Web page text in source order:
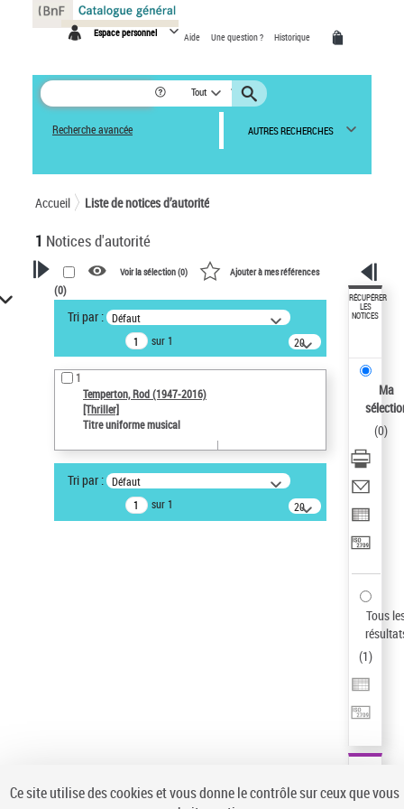
Espace personnel Aide Une question ? Historique
Tout
Recherche avancée AUTRES RECHERCHES
Accueil Liste de notices d’autorité
1 Notices d'autorité
VOTRE RECHERCHE
Recherche avancée dans les
notices d’autorité
Œuvres liées à l'auteur :
Temperton, Rod (1947-2016)
Auteur d’œuvre
Type de notice d'autorité
Voir la sélection (0) Ajouter à mes références
(0)
Tri par : Défaut
sur 1
20
résultats/page
1
Temperton, Rod (1947-2016)
[Thriller]
Titre uniforme musical
Tri par : Défaut
sur 1
20
résultats/page
RÉCUPÉRER
LES
NOTICES
Ma
(0)
Tous
(1)
Panneau de gestion des cookies
Ce site utilise des cookies et vous donne le contrôle sur ceux que vous